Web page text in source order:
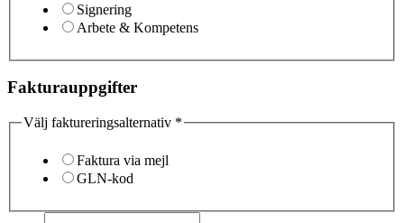
Signering
Arbete & Kompetens
Fakturauppgifter
Välj faktureringsalternativ *
Faktura via mejl
GLN-kod